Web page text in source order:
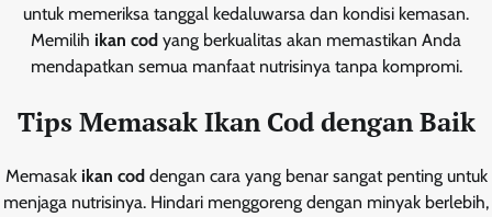
untuk memeriksa tanggal kedaluwarsa dan kondisi kemasan.
Memilih ikan cod yang berkualitas akan memastikan Anda
mendapatkan semua manfaat nutrisinya tanpa kompromi.
Tips Memasak Ikan Cod dengan Baik
Memasak ikan cod dengan cara yang benar sangat penting untuk
menjaga nutrisinya. Hindari menggoreng dengan minyak berlebih,